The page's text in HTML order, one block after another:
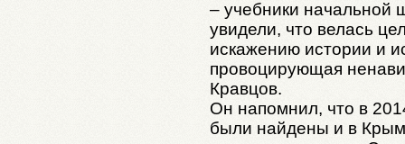
– учебники начальной
увидели, что велась
искажению истории и
провоцирующая
Кравцов.
Он напомнил, что в
были найдены и в